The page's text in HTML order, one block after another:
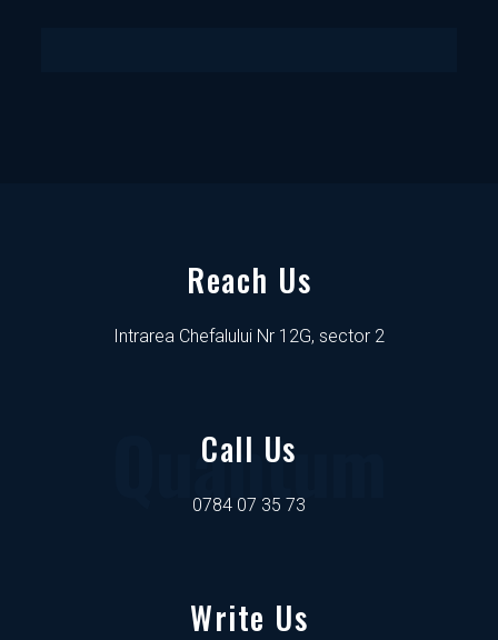
Quantum
Reach Us
Intrarea Chefalului Nr 12G, sector 2
Call Us
0784 07 35 73
Write Us